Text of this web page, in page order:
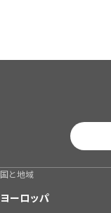
国と地域
ヨーロッパ